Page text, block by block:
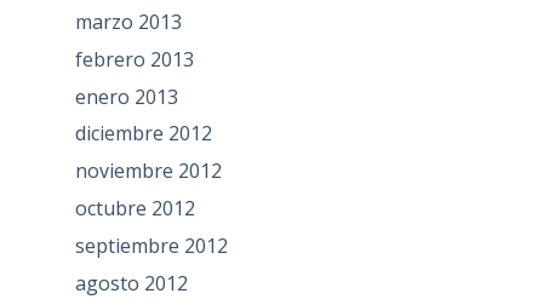
marzo 2013
febrero 2013
enero 2013
diciembre 2012
noviembre 2012
octubre 2012
septiembre 2012
agosto 2012